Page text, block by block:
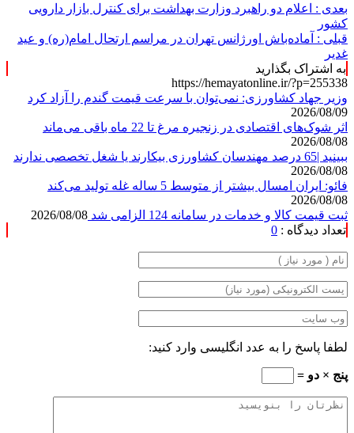
بعدی : اعلام دو راهبرد وزارت بهداشت برای کنترل بازار دارویی
کشور
قبلی : آماده‌باش اورژانس تهران در مراسم ارتحال امام(ره) و عید
غدیر
به اشتراک بگذارید
https://hemayatonline.ir/?p=255338
وزیر جهاد کشاورزی: نمی‌توان با سرعت قیمت گندم را آزاد کرد
2026/08/09
اثر شوک‌های اقتصادی در زنجیره مرغ تا 22 ماه باقی می‌ماند
2026/08/08
ببینید |65 درصد مهندسان کشاورزی بیکارند یا شغل تخصصی ندارند
2026/08/08
فائو: ایران امسال بیشتر از متوسط 5 ساله غله تولید می‌کند
2026/08/08
ثبت قیمت کالا و خدمات در سامانه 124 الزامی شد
2026/08/08
تعداد دیدگاه : 0
لطفا پاسخ را به عدد انگلیسی وارد کنید:
پنج × دو =